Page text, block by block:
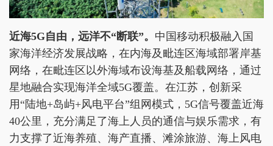
近海5G自由，远洋不“断联”。 中国移动积极融入国
家海洋经济发展战略，在内海及毗连区海域部署岸基
网络，在毗连区以外海域布设海基及船载网络，通过
星地融合实现海洋全域5G覆盖。在江苏，创新采
用“陆地+岛屿+风电平台”组网模式，5G信号覆盖近海
40公里，充分满足了海上人员的通信与娱乐需求，有
力支撑了近海养殖、海产直播、滩涂旅游、海上风电